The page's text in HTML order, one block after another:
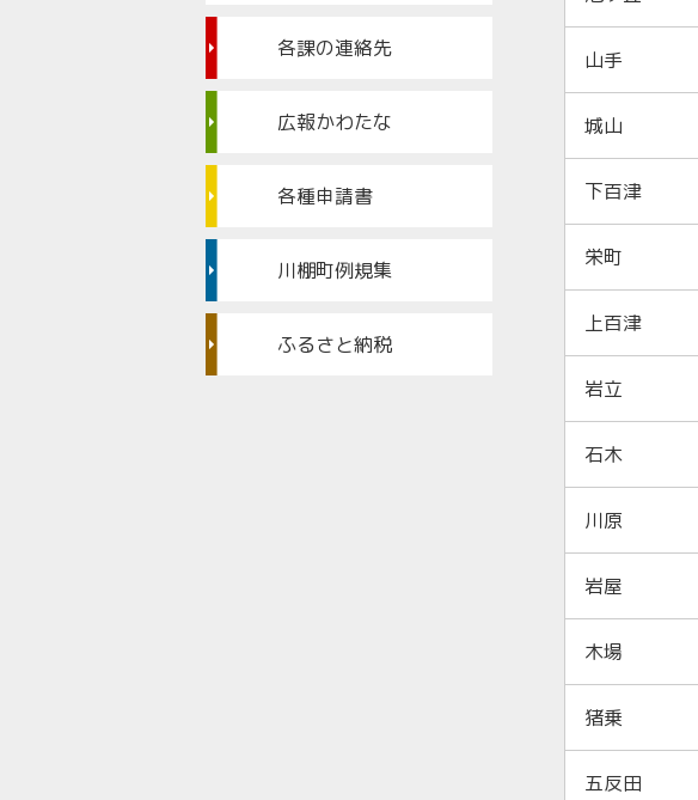
山手
城山
下百津
栄町
上百津
岩立
石木
川原
岩屋
木場
猪乗
五反田
各課の連絡先
広報かわたな
各種申請書
川棚町例規集
ふるさと納税